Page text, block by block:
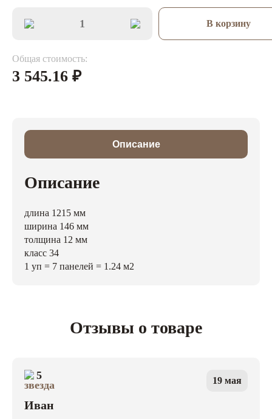
В корзину
Общая стоимость:
3 545.16 ₽
Описание
Описание
длина 1215 мм
ширина 146 мм
толщина 12 мм
класс 34
1 уп = 7 панелей = 1.24 м2
Отзывы о товаре
5
Иван
19 мая